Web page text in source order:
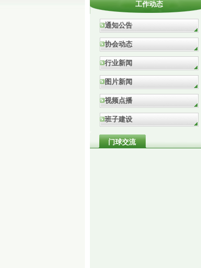
工作动态
通知公告
协会动态
行业新闻
图片新闻
视频点播
班子建设
门球交流